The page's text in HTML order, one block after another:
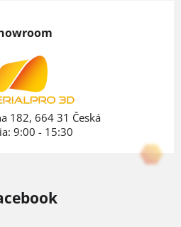
182, 664 31 Česká
9:00 - 15:30